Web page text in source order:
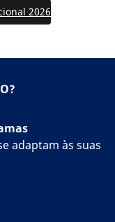
2026
adaptam às suas